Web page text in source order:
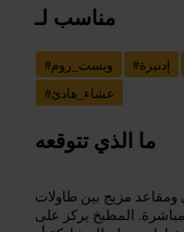
مناسب لـ
#ويست_روم #إدنبرة
#عشاء_هادئ
ما الذي تتوقعه
ومقاعد مزيج بين طاولات
المطبخ يركز على